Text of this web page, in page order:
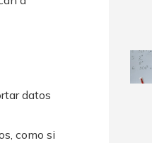
datos
como si